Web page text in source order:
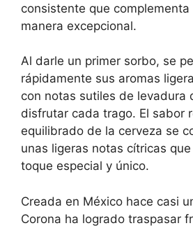
consistente que
manera excepcional.
Al darle un primer sorbo, se
rápidamente sus aromas
con notas sutiles de levadura
disfrutar cada trago. El sabor
equilibrado de la cerveza se
unas ligeras notas cítricas
toque especial y único.
Creada en México hace casi
Corona ha logrado traspasar